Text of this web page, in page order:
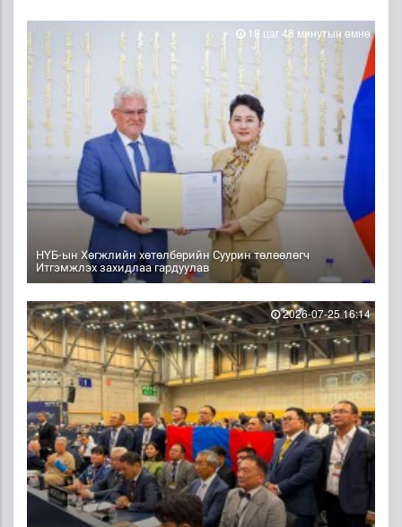
НҮБ-ын Хөгжлийн хөтөлбөрийн Суурин төлөөлөгч
Итгэмжлэх захидлаа гардуулав
18 цаг 48 минутын өмнө
2026-07-25 16:14